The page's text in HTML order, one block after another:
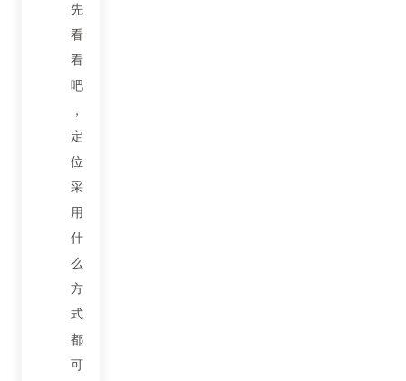
先
看
看
吧
，
定
位
采
用
什
么
方
式
都
可